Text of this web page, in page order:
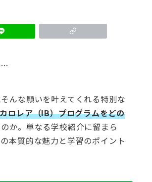
…
んな願いを叶えてくれる特別な
ロレア（IB）プログラムをどの
か。単なる学校紹介に留まら
本質的な魅力と学習のポイント